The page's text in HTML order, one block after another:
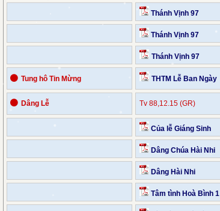
Thánh Vịnh 97
Thánh Vịnh 97
Thánh Vịnh 97
⚫ Tung hô Tin Mừng THTM Lễ Ban Ngày
⚫ Dâng Lễ Tv 88,12.15 (GR)
Của lễ Giáng Sinh
Dâng Chúa Hài Nhi
Dâng Hài Nhi
Tâm tình Hoà Bình 1